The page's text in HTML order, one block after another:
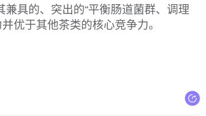
具的、突出的“平衡肠道菌群、调理
优于其他茶类的核心竞争力。